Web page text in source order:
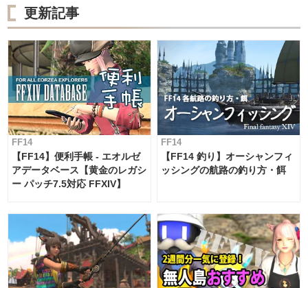
更新記事
FF14
【FF14】便利手帳 - エオルゼ
アデータベース【黄金のレガシ
ー パッチ7.5対応 FFXIV】
FF14
【FF14 釣り】オーシャンフィ
ッシングの航路の釣り方・餌